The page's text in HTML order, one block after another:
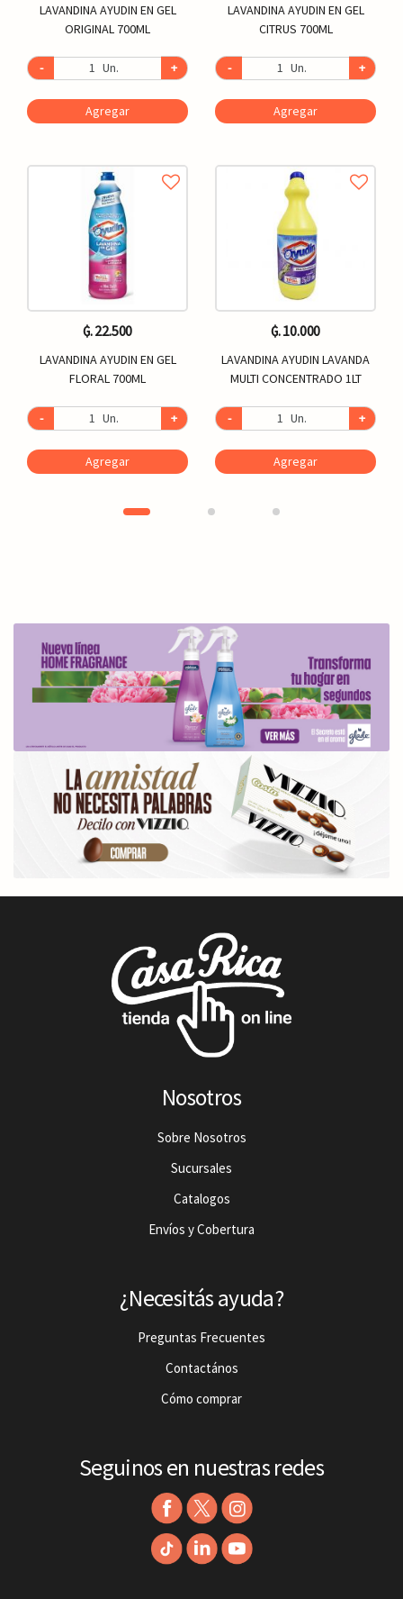
LAVANDINA AYUDIN EN GEL
ORIGINAL 700ML
- Un. +
Agregar
₲. 22.500
LAVANDINA AYUDIN EN GEL
FLORAL 700ML
- Un. +
Agregar
LAVANDINA AYUDIN EN GEL
CITRUS 700ML
- Un. +
Agregar
₲. 10.000
LAVANDINA AYUDIN LAVANDA
MULTI CONCENTRADO 1LT
- Un. +
Agregar
Nosotros
Sobre Nosotros
Sucursales
Catalogos
Envíos y Cobertura
¿Necesitás ayuda?
Preguntas Frecuentes
Contactános
Cómo comprar
Seguinos en nuestras redes